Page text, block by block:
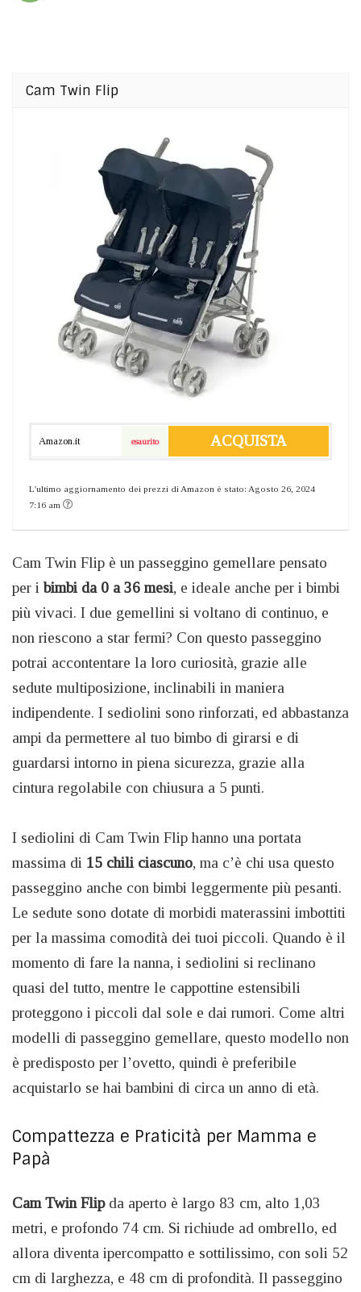
Cam Twin Flip
Amazon.it esaurito ACQUISTA
L'ultimo aggiornamento dei prezzi di Amazon è stato: Agosto 26, 2024
7:16 am
Cam Twin Flip è un passeggino gemellare pensato
per i bimbi da 0 a 36 mesi, e ideale anche per i bimbi
più vivaci. I due gemellini si voltano di continuo, e
non riescono a star fermi? Con questo passeggino
potrai accontentare la loro curiosità, grazie alle
sedute multiposizione, inclinabili in maniera
indipendente. I sediolini sono rinforzati, ed abbastanza
ampi da permettere al tuo bimbo di girarsi e di
guardarsi intorno in piena sicurezza, grazie alla
cintura regolabile con chiusura a 5 punti.
I sediolini di Cam Twin Flip hanno una portata
massima di 15 chili ciascuno, ma c’è chi usa questo
passeggino anche con bimbi leggermente più pesanti.
Le sedute sono dotate di morbidi materassini imbottiti
per la massima comodità dei tuoi piccoli. Quando è il
momento di fare la nanna, i sediolini si reclinano
quasi del tutto, mentre le cappottine estensibili
proteggono i piccoli dal sole e dai rumori. Come altri
modelli di passeggino gemellare, questo modello non
è predisposto per l’ovetto, quindi è preferibile
acquistarlo se hai bambini di circa un anno di età.
Compattezza e Praticità per Mamma e
Papà
Cam Twin Flipda aperto è largo 83 cm, alto 1,03
metri, e profondo 74 cm. Si richiude ad ombrello, ed
allora diventa ipercompatto e sottilissimo, con soli 52
cm di larghezza, e 48 cm di profondità. Il passeggino